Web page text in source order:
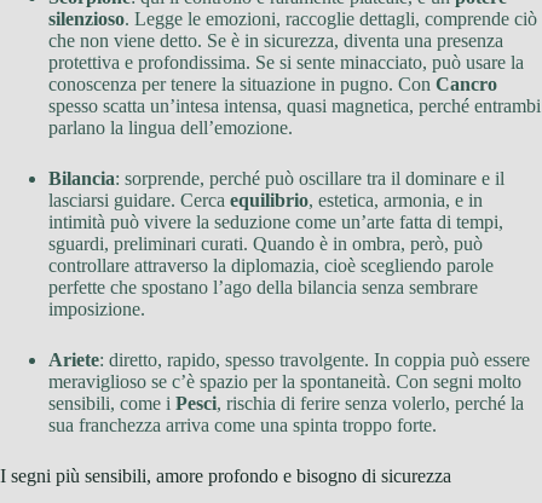
silenzioso. Legge le emozioni, raccoglie dettagli, comprende ciò
che non viene detto. Se è in sicurezza, diventa una presenza
protettiva e profondissima. Se si sente minacciato, può usare la
conoscenza per tenere la situazione in pugno. Con Cancro
spesso scatta un’intesa intensa, quasi magnetica, perché entrambi
parlano la lingua dell’emozione.
Bilancia: sorprende, perché può oscillare tra il dominare e il
lasciarsi guidare. Cerca equilibrio, estetica, armonia, e in
intimità può vivere la seduzione come un’arte fatta di tempi,
sguardi, preliminari curati. Quando è in ombra, però, può
controllare attraverso la diplomazia, cioè scegliendo parole
perfette che spostano l’ago della bilancia senza sembrare
imposizione.
Ariete: diretto, rapido, spesso travolgente. In coppia può essere
meraviglioso se c’è spazio per la spontaneità. Con segni molto
sensibili, come i Pesci, rischia di ferire senza volerlo, perché la
sua franchezza arriva come una spinta troppo forte.
I segni più sensibili, amore profondo e bisogno di sicurezza